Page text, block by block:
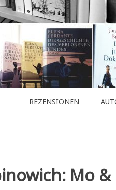
REZENSIONEN
Mo